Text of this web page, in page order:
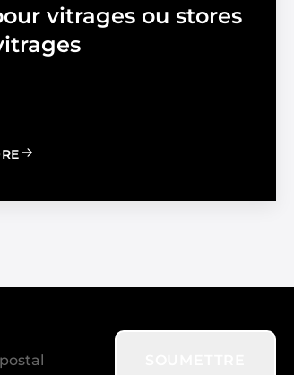
DEALER SUPPORT AND REGIONAL
vitrages ou stores
: WINDOW FILM VS. WINDOW SHADES